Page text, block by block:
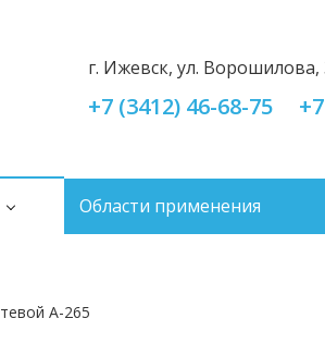
г. Ижевск, ул. Ворошилова,
+7 (3412) 46-68-75
Области применения
A-265